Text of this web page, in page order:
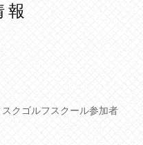
報
クゴルフスクール参加者